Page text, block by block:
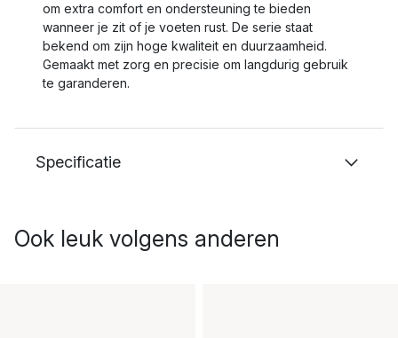
om extra comfort en ondersteuning te bieden
wanneer je zit of je voeten rust. De serie staat
bekend om zijn hoge kwaliteit en duurzaamheid.
Gemaakt met zorg en precisie om langdurig gebruik
te garanderen.
Specificatie
Ook leuk volgens anderen